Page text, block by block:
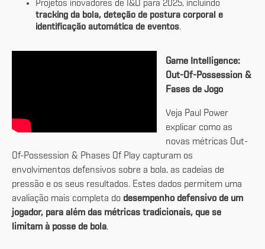
Projetos inovadores de I&D para 2025, incluindo
tracking da bola, deteção de postura corporal e
identificação automática de eventos.
Game Intelligence:
Out-Of-Possession &
Fases de Jogo
Veja Paul Power
explicar como as
novas métricas Out-
Of-Possession & Phases Of Play capturam os
envolvimentos defensivos sobre a bola, as cadeias de
pressão e os seus resultados. Estes dados permitem uma
avaliação mais completa do desempenho defensivo de um
jogador, para além das métricas tradicionais, que se
limitam à posse de bola.